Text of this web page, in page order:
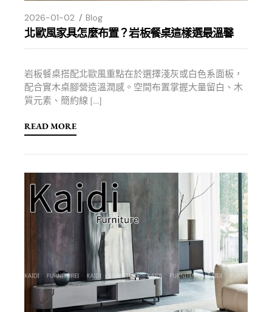
2026-01-02 Blog
北歐風家具怎麼布置？岩板餐桌這樣選最溫馨
岩板餐桌搭配北歐風重點在於選擇淺灰或白色系面板，
配合實木桌腳營造溫潤感。空間布置掌握大量留白、木
質元素、簡約線 […]
READ MORE